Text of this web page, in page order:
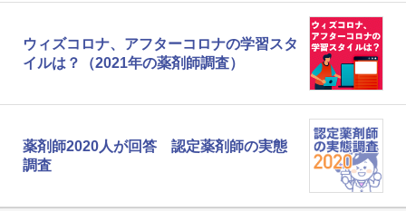
ウィズコロナ、アフターコロナの学習スタ
イルは？（2021年の薬剤師調査）
薬剤師2020人が回答 認定薬剤師の実態
調査